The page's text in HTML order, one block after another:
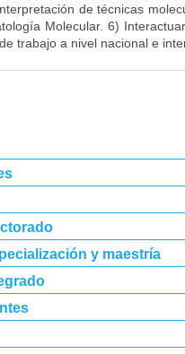
de técnicas
Molecular. 6)
trabajo a nivel nacional e
y maestría